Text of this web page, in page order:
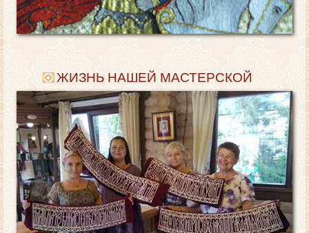
ЖИЗНЬ НАШЕЙ МАСТЕРСКОЙ